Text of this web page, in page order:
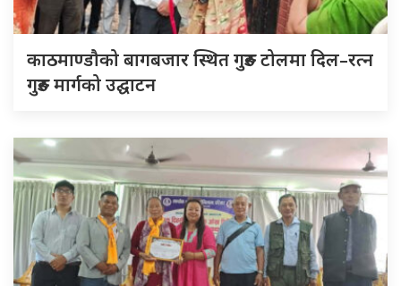
काठमाण्डौको बागबजार स्थित गुरुङ टोलमा दिल–रत्न
गुरुङ मार्गको उद्घाटन